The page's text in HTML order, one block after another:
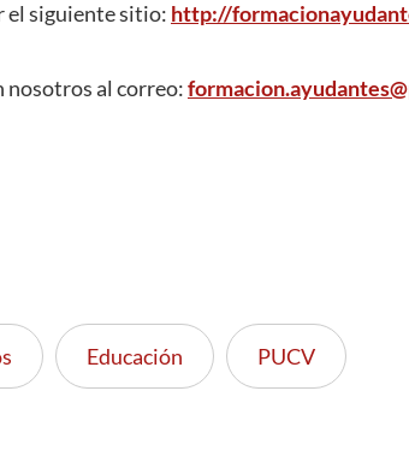
el siguiente sitio: http://
nosotros al correo:
Educación PUCV